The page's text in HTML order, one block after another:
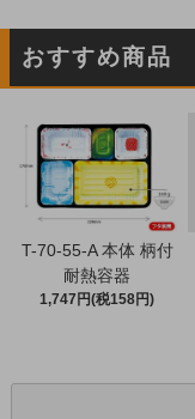
おすすめ商品
T-70-55-A 本体 柄付
耐熱容器
1,747円(税158円)